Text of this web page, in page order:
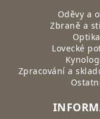
Oděvy a
Zbraně a
Optika
Lovecké
Zpracování a